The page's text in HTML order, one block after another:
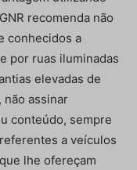
recomenda não
conhecidos a
por ruas iluminadas
elevadas de
assinar
conteúdo, sempre
a veículos
lhe ofereçam